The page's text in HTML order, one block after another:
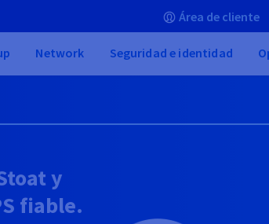
Área de cliente
Network Seguridad e identidad
y
fiable.